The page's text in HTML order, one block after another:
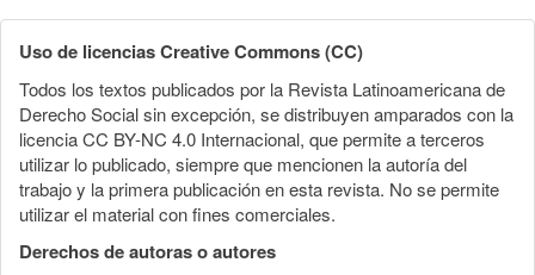
Uso de licencias Creative Commons (CC)
Todos los textos publicados por la Revista Latinoamericana de
Derecho Social sin excepción, se distribuyen amparados con la
licencia CC BY-NC 4.0 Internacional, que permite a terceros
utilizar lo publicado, siempre que mencionen la autoría del
trabajo y la primera publicación en esta revista. No se permite
utilizar el material con fines comerciales.
Derechos de autoras o autores